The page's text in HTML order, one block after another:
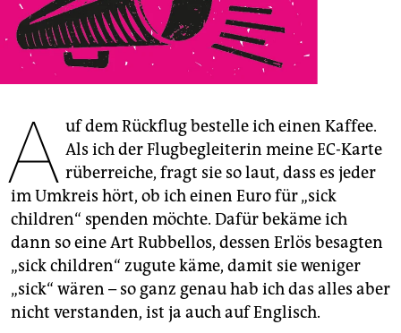
veranstaltungen
shop
fragen & hilfe
unterstützen
abo
genossenschaft
epaper login
A uf dem Rückflug bestelle ich einen Kaffee.
Als ich der Flugbegleiterin meine EC-Karte
rüberreiche, fragt sie so laut, dass es jeder
im Umkreis hört, ob ich einen Euro für „sick
children“ spenden möchte. Dafür bekäme ich
dann so eine Art Rubbellos, dessen Erlös besagten
„sick children“ zugute käme, damit sie weniger
„sick“ wären – so ganz genau hab ich das alles aber
nicht verstanden, ist ja auch auf Englisch.